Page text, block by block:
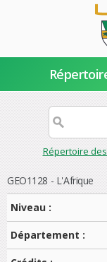
Répertoire
GEO1128 - L'Afrique
Niveau :
Département :